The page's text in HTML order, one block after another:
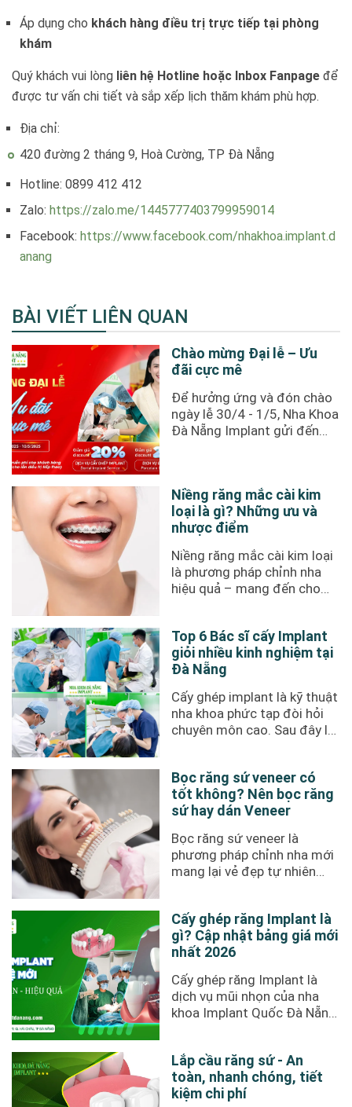
Áp dụng cho khách hàng điều trị trực tiếp tại phòng
khám
Quý khách vui lòng liên hệ Hotline hoặc Inbox Fanpage để
được tư vấn chi tiết và sắp xếp lịch thăm khám phù hợp.
Địa chỉ:
420 đường 2 tháng 9, Hoà Cường, TP Đà Nẵng
Hotline: 0899 412 412
Zalo: https://zalo.me/1445777403799959014
Facebook: https://www.facebook.com/nhakhoa.implant.d
anang
BÀI VIẾT LIÊN QUAN
Chào mừng Đại lễ – Ưu
đãi cực mê
Để hưởng ứng và đón chào
ngày lễ 30/4 - 1/5, Nha Khoa
Đà Nẵng Implant gửi đến
Niềng răng mắc cài kim
loại là gì? Những ưu và
nhược điểm
Niềng răng mắc cài kim loại
là phương pháp chỉnh nha
hiệu quả – mang đến cho
Top 6 Bác sĩ cấy Implant
giỏi nhiều kinh nghiệm tại
Đà Nẵng
Cấy ghép implant là kỹ thuật
nha khoa phức tạp đòi hỏi
chuyên môn cao. Sau đây là
Bọc răng sứ veneer có
tốt không? Nên bọc răng
sứ hay dán Veneer
Bọc răng sứ veneer là
phương pháp chỉnh nha mới
mang lại vẻ đẹp tự nhiên
Cấy ghép răng Implant là
gì? Cập nhật bảng giá mới
nhất 2026
Cấy ghép răng Implant là
dịch vụ mũi nhọn của nha
khoa Implant Quốc Đà Nẵng.
Lắp cầu răng sứ - An
toàn, nhanh chóng, tiết
kiệm chi phí